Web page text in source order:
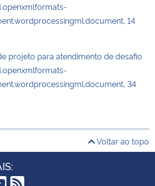
14
projeto para atendimento de desafio
34
Voltar ao topo